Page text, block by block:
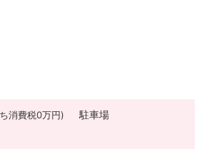
消費税0万円) 駐車場